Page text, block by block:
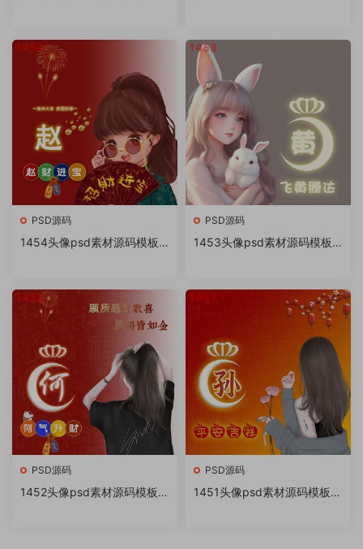
PSD源码
1454头像psd素材源码模板
作教程软件
PSD源码
1453头像psd素材源码模板
作教程软件
PSD源码
1452头像psd素材源码模板源
PSD源码
1451头像psd素材源码模板源